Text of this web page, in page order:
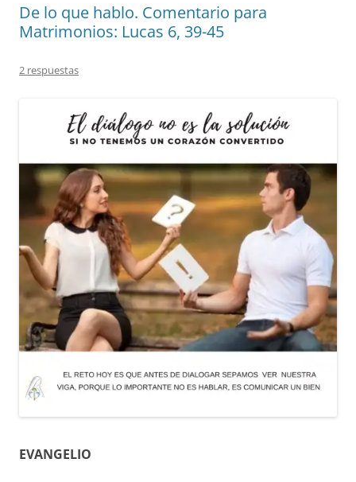
De lo que hablo. Comentario para
Matrimonios: Lucas 6, 39-45
2 respuestas
EVANGELIO